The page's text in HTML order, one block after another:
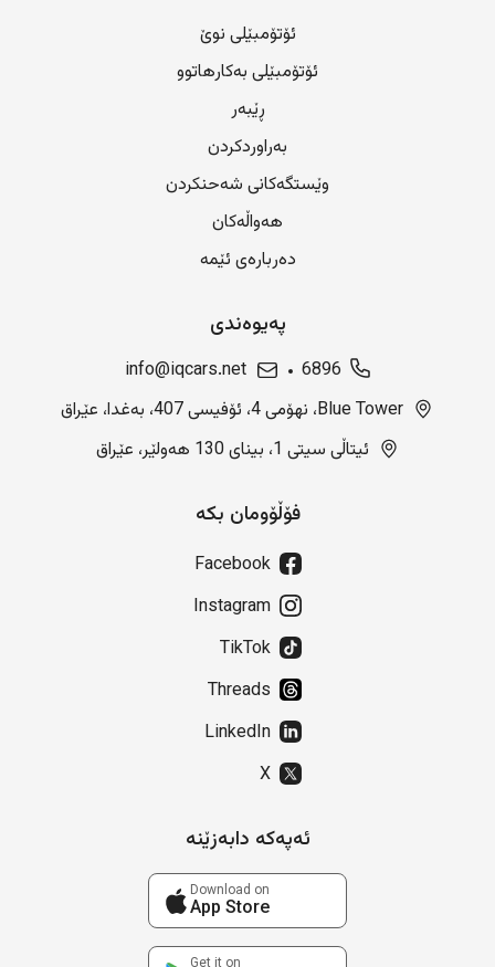
ئۆتۆمبێلی نوێ
ئۆتۆمبێلی بەکارهاتوو
ڕێبەر
بەراوردکردن
وێستگەکانی شەحنکردن
هەواڵەکان
دەربارەی ئێمە
پەیوەندی
6896
info@iqcars.net
Blue Tower، نهۆمی 4، ئۆفیسی 407، بەغدا، عێراق
ئیتاڵی سیتی 1، بینای 130 هەولێر، عێراق
فۆڵۆومان بکە
Facebook
Instagram
TikTok
Threads
LinkedIn
X
ئەپەکە دابەزێنە
Download on
App Store